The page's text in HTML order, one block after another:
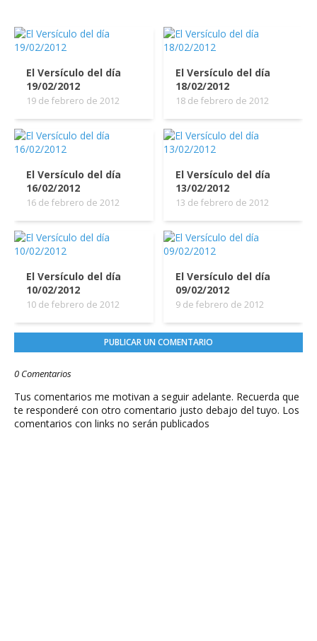
El Versículo del día
19/02/2012
19 de febrero de 2012
El Versículo del día
18/02/2012
18 de febrero de 2012
El Versículo del día
16/02/2012
16 de febrero de 2012
El Versículo del día
13/02/2012
13 de febrero de 2012
El Versículo del día
10/02/2012
10 de febrero de 2012
El Versículo del día
09/02/2012
9 de febrero de 2012
PUBLICAR UN COMENTARIO
0 Comentarios
Tus comentarios me motivan a seguir adelante. Recuerda que
te responderé con otro comentario justo debajo del tuyo. Los
comentarios con links no serán publicados